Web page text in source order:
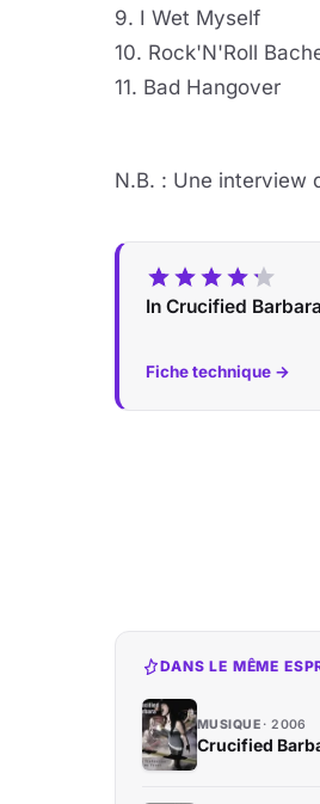
9. I Wet Myself
10. Rock'N'Roll
11. Bad Hangover
N.B. : Une interview
In Crucified
Fiche technique →
DANS LE MÊME
MUSIQUE 2006
Crucified